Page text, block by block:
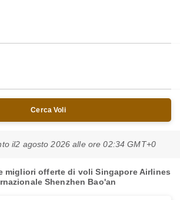
Cerca Voli
il2 agosto 2026 alle ore 02:34 GMT+0
migliori offerte di voli Singapore Airlines
Shenzhen Bao'an